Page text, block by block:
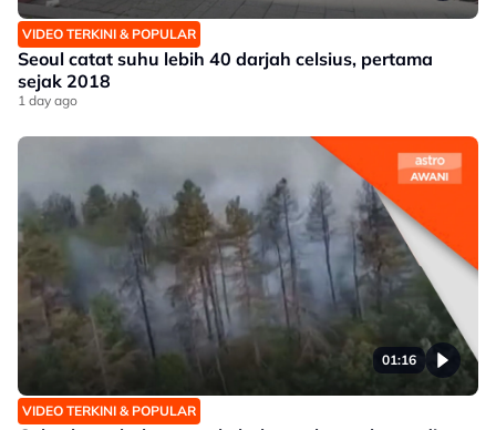
VIDEO TERKINI & POPULAR
Seoul catat suhu lebih 40 darjah celsius, pertama
sejak 2018
1 day ago
01:16
VIDEO TERKINI & POPULAR